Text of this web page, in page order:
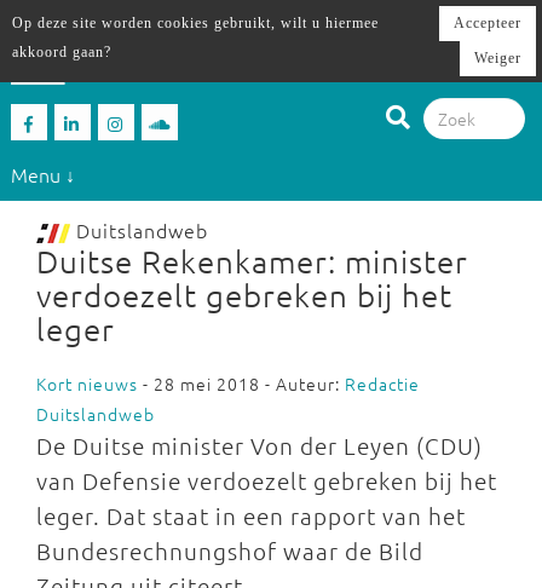
Menu ↓
Duitslandweb
Duitse Rekenkamer: minister
verdoezelt gebreken bij het
leger
Kort nieuws - 28 mei 2018 - Auteur: Redactie
Duitslandweb
De Duitse minister Von der Leyen (CDU)
van Defensie verdoezelt gebreken bij het
leger. Dat staat in een rapport van het
Bundesrechnungshof waar de Bild
Op deze site worden cookies gebruikt, wilt u hiermee
akkoord gaan?
Accepteer
Weiger